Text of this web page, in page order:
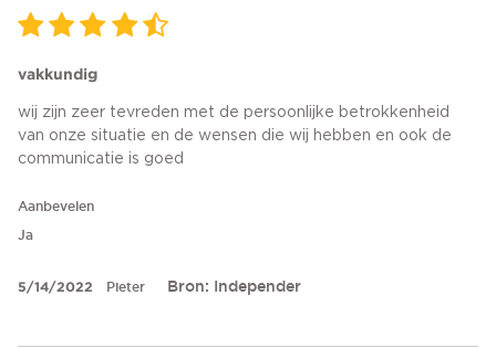
vakkundig
wij zijn zeer tevreden met de persoonlijke betrokkenheid
van onze situatie en de wensen die wij hebben en ook de
communicatie is goed
Aanbevelen
Ja
5/14/2022 Pieter Bron: Independer